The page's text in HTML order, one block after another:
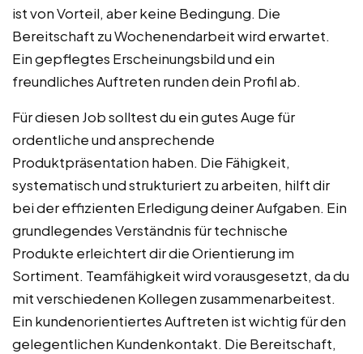
ist von Vorteil, aber keine Bedingung. Die
Bereitschaft zu Wochenendarbeit wird erwartet.
Ein gepflegtes Erscheinungsbild und ein
freundliches Auftreten runden dein Profil ab.
Für diesen Job solltest du ein gutes Auge für
ordentliche und ansprechende
Produktpräsentation haben. Die Fähigkeit,
systematisch und strukturiert zu arbeiten, hilft dir
bei der effizienten Erledigung deiner Aufgaben. Ein
grundlegendes Verständnis für technische
Produkte erleichtert dir die Orientierung im
Sortiment. Teamfähigkeit wird vorausgesetzt, da du
mit verschiedenen Kollegen zusammenarbeitest.
Ein kundenorientiertes Auftreten ist wichtig für den
gelegentlichen Kundenkontakt. Die Bereitschaft,